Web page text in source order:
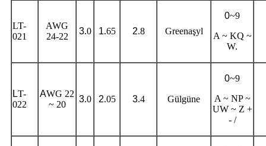
LT-
021
AWG
24-22
3.0 1.65 2.8 Greenaşyl
0~9
A ~ KQ ~
W.
LT-
022
AWG 22
~ 20
3.0 2.05 3.4 Gülgüne
0~9
A ~ NP ~
UW ~ Z +
- /